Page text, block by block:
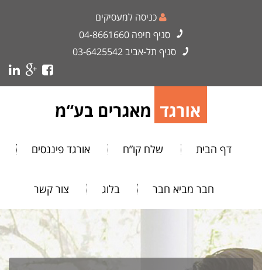
כניסה למעסיקים
סניף חיפה 04-8661660
סניף תל-אביב03-6425542
דף הבית שלח קו”ח אורגד פיננסים
חבר מביא חבר בלוג צור קשר